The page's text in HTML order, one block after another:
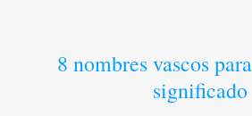
8 nombres vascos
significado